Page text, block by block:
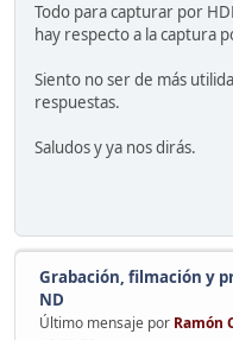
Todo para capturar por
hay respecto a la captura
Siento no ser de más
respuestas.
Saludos y ya nos dirás.
Grabación, filmación y
ND
Último mensaje por Ramón